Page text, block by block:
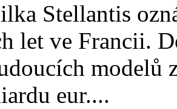
Stellantis
let ve Francii.
modelů
eur....